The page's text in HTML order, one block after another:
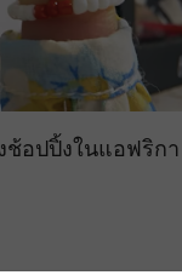
ช้อปปิ้งในแอฟริกา